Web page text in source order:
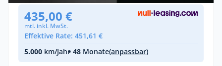
435,00 €
mtl. inkl. MwSt.
Effektive Rate: 451,61 €
5.000 km/Jahr• 48 Monate(anpassbar)